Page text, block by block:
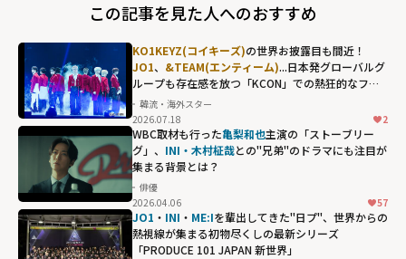
この記事を見た人へのおすすめ
KO1KEYZ(コイキーズ)の世界お披露目も間近！
JO1、 &TEAM(エンティーム)...日本発グローバルグ
ループも存在感を放つ「KCON」での熱狂的なファ
ンダム
韓流・海外スター
2026.07.18
2
WBC取材も行った亀梨和也主演の「ストーブリー
グ」、 INI・木村柾哉との"兄弟"のドラマにも注目が
集まる背景とは？
俳優
2026.04.06
57
JO1 ・ INI ・ ME:Iを輩出してきた"日プ"、世界からの
熱視線が集まる初物尽くしの最新シリーズ
「PRODUCE 101 JAPAN 新世界」